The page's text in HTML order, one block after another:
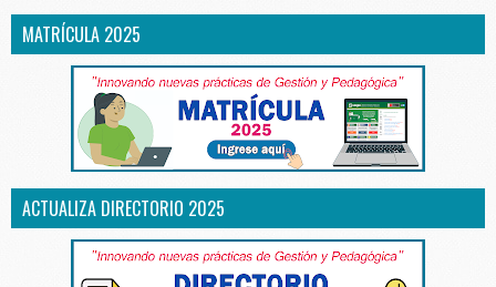
MATRÍCULA 2025
ACTUALIZA DIRECTORIO 2025